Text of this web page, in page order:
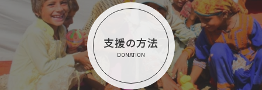
支援の方法
DONATION